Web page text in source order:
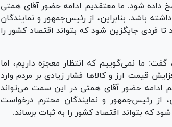
داده شود. ما معتقدیم ادامه حضور آقای همتی
باشد. بنابراین، از رئیس‌جمهور و نمایندگان
فردی جایگزین شود که بتواند اقتصاد کشور را
ما نمی‌گوییم که انتظار معجزه داریم، اما
قیمت ارز و کالا‌ها فشار زیادی بر مردم وارد
ادامه حضور آقای همتی در این سمت می‌تواند
از رئیس‌جمهور و نمایندگان محترم درخواست
که بتواند اقتصاد کشور را به ثبات برساند.